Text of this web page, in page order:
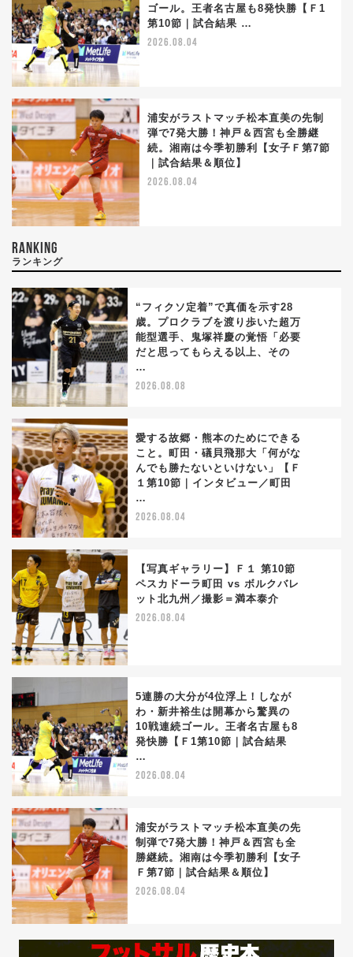
ゴール。王者名古屋も8発快勝【Ｆ1
第10節｜試合結果 …
2026.08.04
浦安がラストマッチ松本直美の先制
弾で7発大勝！神戸＆西宮も全勝継
続。湘南は今季初勝利【女子Ｆ第7節
｜試合結果＆順位】
2026.08.04
RANKING
ランキング
“フィクソ定着”で真価を示す28
歳。プロクラブを渡り歩いた超万
能型選手、鬼塚祥慶の覚悟「必要
だと思ってもらえる以上、その
…
2026.08.08
愛する故郷・熊本のためにできる
こと。町田・礒貝飛那大「何がな
んでも勝たないといけない」【Ｆ
１第10節｜インタビュー／町田
…
2026.08.04
【写真ギャラリー】Ｆ１ 第10節
ペスカドーラ町田 vs ボルクバレ
ット北九州／撮影＝満本泰介
2026.08.04
5連勝の大分が4位浮上！しなが
わ・新井裕生は開幕から驚異の
10戦連続ゴール。王者名古屋も8
発快勝【Ｆ1第10節｜試合結果
…
2026.08.04
浦安がラストマッチ松本直美の先
制弾で7発大勝！神戸＆西宮も全
勝継続。湘南は今季初勝利【女子
Ｆ第7節｜試合結果＆順位】
2026.08.04